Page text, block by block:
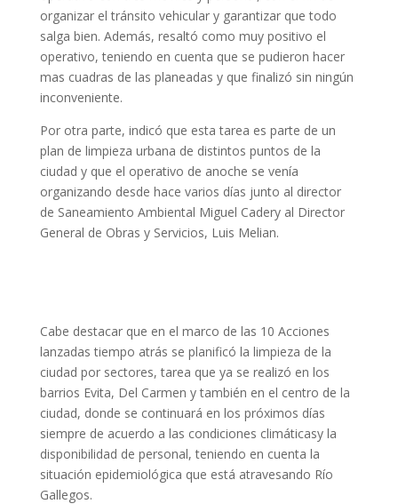
organizar el tránsito vehicular y garantizar que todo
salga bien. Además, resaltó como muy positivo el
operativo, teniendo en cuenta que se pudieron hacer
mas cuadras de las planeadas y que finalizó sin ningún
inconveniente.
Por otra parte, indicó que esta tarea es parte de un
plan de limpieza urbana de distintos puntos de la
ciudad y que el operativo de anoche se venía
organizando desde hace varios días junto al director
de Saneamiento Ambiental Miguel Cadery al Director
General de Obras y Servicios, Luis Melian.
Cabe destacar que en el marco de las 10 Acciones
lanzadas tiempo atrás se planificó la limpieza de la
ciudad por sectores, tarea que ya se realizó en los
barrios Evita, Del Carmen y también en el centro de la
ciudad, donde se continuará en los próximos días
siempre de acuerdo a las condiciones climáticasy la
disponibilidad de personal, teniendo en cuenta la
situación epidemiológica que está atravesando Río
Gallegos.